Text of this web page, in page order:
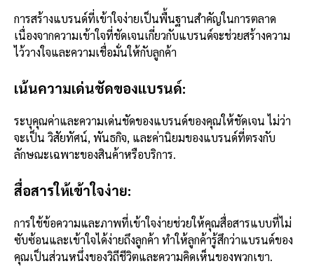
การสร้างแบรนด์ที่เข้าใจง่ายเป็นพื้นฐานสำคัญในการตลาด
เนื่องจากความเข้าใจที่ชัดเจนเกี่ยวกับแบรนด์จะช่วยสร้างความ
ไว้วางใจและความเชื่อมั่นให้กับลูกค้า
เน้นความเด่นชัดของแบรนด์:
ระบุคุณค่าและความเด่นชัดของแบรนด์ของคุณให้ชัดเจน ไม่ว่า
จะเป็น วิสัยทัศน์, พันธกิจ, และค่านิยมของแบรนด์ที่ตรงกับ
ลักษณะเฉพาะของสินค้าหรือบริการ.
สื่อสารให้เข้าใจง่าย:
การใช้ข้อความและภาพที่เข้าใจง่ายช่วยให้คุณสื่อสารแบบที่ไม่
ซับซ้อนและเข้าใจได้ง่ายถึงลูกค้า ทำให้ลูกค้ารู้สึกว่าแบรนด์ของ
คุณเป็นส่วนหนึ่งของวิถีชีวิตและความคิดเห็นของพวกเขา.